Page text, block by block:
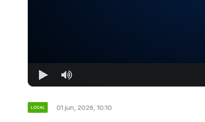
LOCAL 01 jun, 2026, 10:10